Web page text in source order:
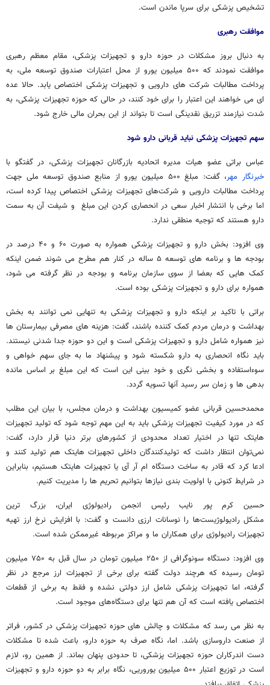
تشخیص پزشکی برای سرپا ماندن است.
موافقت رهبری
به دنبال بروز مشکلات در حوزه دارو و تجهیزات پزشکی، مقام معظم رهبری
موافقت نمودند که ۵۰۰ میلیون یورو از محل اعتبارات صندوق توسعه ملی، به
پرداخت مطالبات شرکت های دارویی و تجهیزات پزشکی اختصاص یابد. حالا عده
ای می خواهند این اعتبار را برای خود کنند، در حالی که حوزه تجهیزات پزشکی، به
شدت نیازمند تزریق نقدینگی است تا بتواند از این بحران مالی خارج شود.
سهم تجهیزات پزشکی نباید قربانی دارو شود
عباس براتی عضو هیات مدیره اتحادیه بازرگانان تجهیزات پزشکی، در گفتگو با
خبرنگار مهر
، گفت: مبلغ ۵۰۰ میلیون یورو از منابع صندوق توسعه ملی جهت
پرداخت مطالبات دارویی و شرکت‌های تجهیزات پزشکی اختصاص پیدا کرده است،
اما برخی با انتشار اخبار سعی در انحصاری کردن این مبلغ و شیفت آن به سمت
دارو هستند که توجیه منطقی ندارد.
وی افزود: بخش دارو و تجهیزات پزشکی همواره به صورت ۶۰ و ۴۰ درصد در
بودجه ها و برنامه های توسعه ۵ ساله در کنار هم مطرح می شوند ضمن اینکه
کمک هایی که بعضا از سوی سازمان برنامه و بودجه در نظر گرفته می شود،
همواره برای دارو و تجهیزات پزشکی بوده است.
براتی با تاکید بر اینکه دارو و تجهیزات پزشکی به تنهایی نمی توانند به بخش
بهداشت و درمان مردم کمک کننده باشند، گفت: هزینه های مصرفی بیمارستان ها
نیز همواره شامل دارو و تجهیزات پزشکی است و این دو حوزه جدا شدنی نیستند.
باید نگاه انحصاری به دارو شکسته شود و پیشنهاد ما به جای سهم خواهی و
سوءاستفاده و بخشی نگری و خود بینی این است که این مبلغ بر اساس مانده
بدهی ها و زمان سر رسید آنها تسویه گردد.
محمدحسین قربانی عضو کمیسیون بهداشت و درمان مجلس، با بیان این مطلب
که در مورد کیفیت تجهیزات پزشکی باید به این مهم توجه شود که تولید تجهیزات
هایتک تنها در اختیار تعداد محدودی از کشورهای برتر دنیا قرار دارد، گفت:
نمی‌توان انتظار داشت که تولیدکنندگان داخلی تجهیزات هایتک هم تولید کنند و
ادعا کرد که قادر به ساخت دستگاه ام آر آی یا تجهیزات هایتک هستیم، بنابراین
در شرایط کنونی با اولویت بندی نیازها بتوانیم تحریم ها را مدیریت کنیم.
حسین کرم پور نایب رئیس انجمن رادیولوژی ایران، بزرگ ترین
مشکل رادیولوژیست‌ها را نوسانات ارزی دانست و گفت: با افزایش نرخ ارز تهیه
تجهیزات رادیولوژی برای همکاران ما و مراکز مربوطه غیرممکن شده است.
وی افزود: دستگاه‌ سونوگرافی از ۲۵۰ میلیون تومان در سال قبل به ۷۵۰ میلیون
تومان رسیده که هرچند دولت گفته برای برخی از تجهیزات ارز مرجع در نظر
گرفته‌، اما تجهیزات پزشکی شامل ارز دولتی نشده و فقط به برخی از قطعات
اختصاص یافته است که آن هم تنها برای دستگاه‌های موجود است.
به نظر می رسد که مشکلات و چالش های حوزه تجهیزات پزشکی در کشور، فراتر
از صنعت داروسازی باشد. اما، نگاه صرف به حوزه دارو، باعث شده تا مشکلات
دست اندرکاران حوزه تجهیزات پزشکی، تا حدودی پنهان بماند. از همین رو، لازم
است در توزیع اعتبار ۵۰۰ میلیون یوروریی، نگاه برابر به دو حوزه دارو و تجهیزات